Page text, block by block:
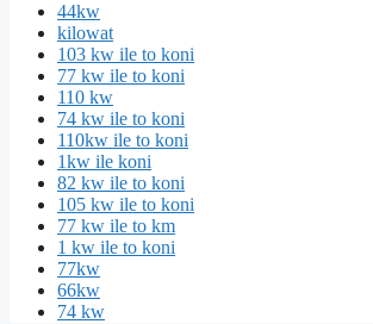
44kw
kilowat
103 kw ile to koni
77 kw ile to koni
110 kw
74 kw ile to koni
110kw ile to koni
1kw ile koni
82 kw ile to koni
105 kw ile to koni
77 kw ile to km
1 kw ile to koni
77kw
66kw
74 kw